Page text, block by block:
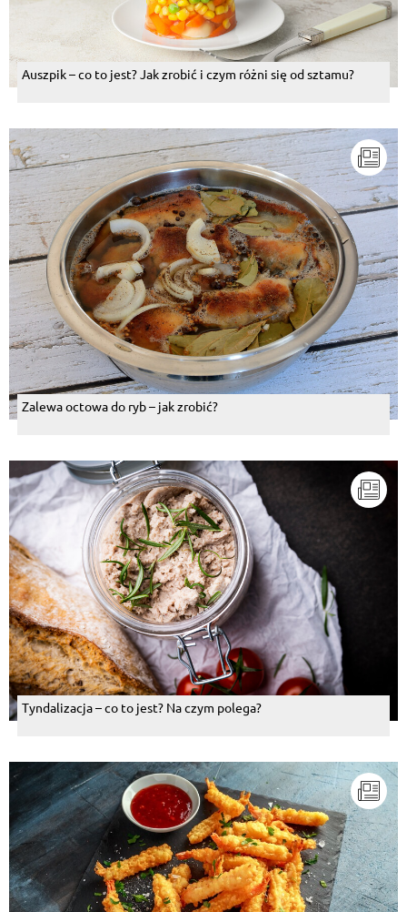
Auszpik – co to jest? Jak zrobić i czym różni się od sztamu?
Zalewa octowa do ryb – jak zrobić?
Tyndalizacja – co to jest? Na czym polega?